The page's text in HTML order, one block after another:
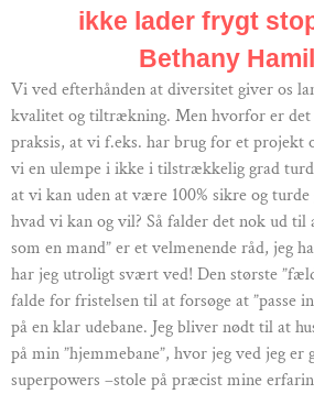
ikke lader frygt
Bethany
Vi ved efterhånden at diversitet giver os
kvalitet og tiltrækning. Men hvorfor er det
praksis, at vi f.eks. har brug for et projekt
vi en ulempe i ikke i tilstrækkelig grad
at vi kan uden at være 100% sikre og
hvad vi kan og vil? Så falder det nok ud til
som en mand” er et velmenende råd, jeg
har jeg utroligt svært ved! Den største
falde for fristelsen til at forsøge at ”passe
på en klar udebane. Jeg bliver nødt til at
på min ”hjemmebane”, hvor jeg ved jeg
superpowers –stole på præcist mine